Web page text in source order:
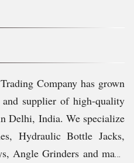
अपडेट करते
Company has grown
supplier of high-quality
Delhi, India. We specialize
Hydraulic Bottle Jacks,
Angle Grinders and many